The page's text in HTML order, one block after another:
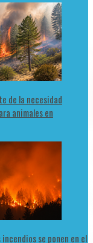
de la necesidad
animales en
se ponen en el